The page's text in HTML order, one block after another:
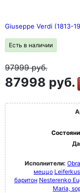
Giuseppe Verdi (1813-
Есть в наличии
97999руб.
87998 руб.
Исполнители:
меццо
баритон Nesterenko
Maria,